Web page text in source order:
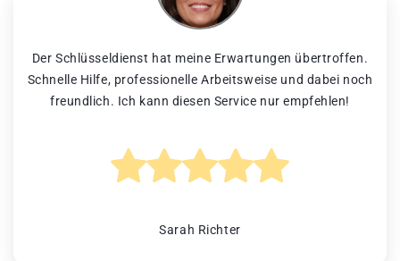
Der Schlüsseldienst hat meine Erwartungen übertroffen.
Schnelle Hilfe, professionelle Arbeitsweise und dabei noch
freundlich. Ich kann diesen Service nur empfehlen!
Sarah Richter